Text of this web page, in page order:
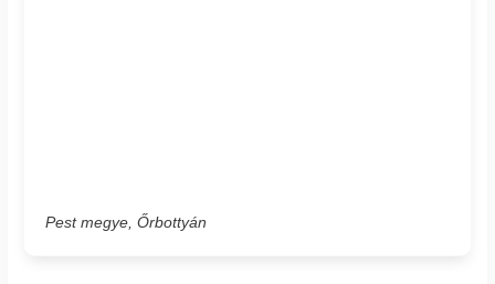
Pest megye, Őrbottyán